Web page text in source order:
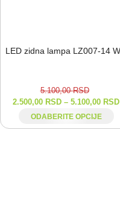
LED zidna lampa LZ007-⁠14
5.100,00RSD
2.500,00 RSD – 5.100,00 RSD
ODABERITE OPCIJE